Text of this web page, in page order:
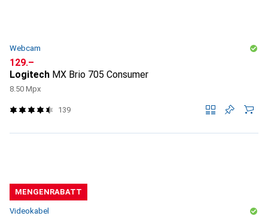
Webcam
CHF
129.–
Logitech MX Brio 705 Consumer
8.50 Mpx
139
MENGENRABATT
Videokabel